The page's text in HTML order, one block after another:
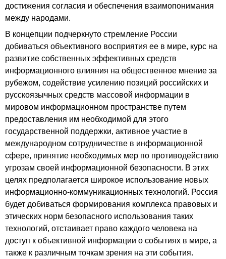
достижения согласия и обеспечения взаимопонимания
между народами.
В концепции подчеркнуто стремление России
добиваться объективного восприятия ее в мире, курс на
развитие собственных эффективных средств
информационного влияния на общественное мнение за
рубежом, содействие усилению позиций российских и
русскоязычных средств массовой информации в
мировом информационном пространстве путем
предоставления им необходимой для этого
государственной поддержки, активное участие в
международном сотрудничестве в информационной
сфере, принятие необходимых мер по противодействию
угрозам своей информационной безопасности. В этих
целях предполагается широкое использование новых
информационно-коммуникационных технологий. Россия
будет добиваться формирования комплекса правовых и
этических норм безопасного использования таких
технологий, отстаивает право каждого человека на
доступ к объективной информации о событиях в мире, а
также к различным точкам зрения на эти события.